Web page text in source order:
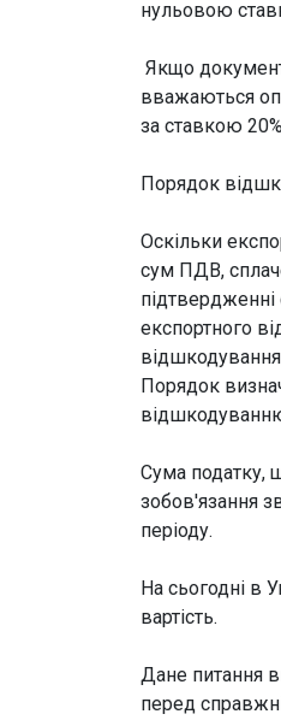
нульовою
Якщо
вважаються
за ставкою
Порядок
Оскільки
сум ПДВ,
підтвердженні
експортного
Порядок
Сума податку,
зобов'язання
періоду.
На сьогодні в
вартість.
Дане питання
перед